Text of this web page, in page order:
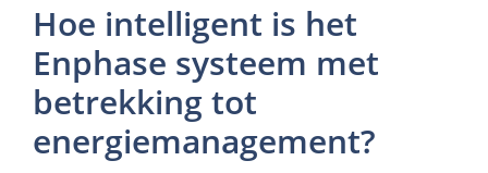
Hoe intelligent is het
Enphase systeem met
betrekking tot
energiemanagement?